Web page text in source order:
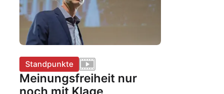
Standpunkte
Meinungsfreiheit nur
noch mit Klage